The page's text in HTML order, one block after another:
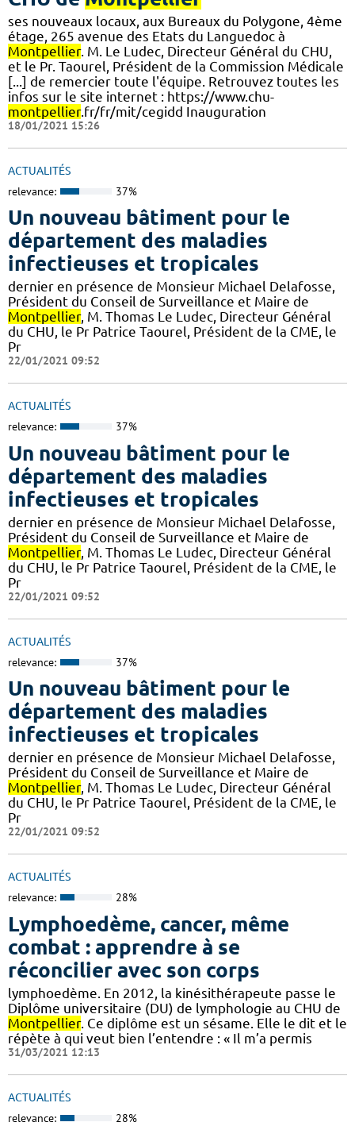
ses nouveaux locaux, aux Bureaux du Polygone, 4ème
étage, 265 avenue des Etats du Languedoc à
Montpellier. M. Le Ludec, Directeur Général du CHU,
et le Pr. Taourel, Président de la Commission Médicale
[...] de remercier toute l'équipe. Retrouvez toutes les
infos sur le site internet : https://www.chu-
montpellier.fr/fr/mit/cegidd Inauguration
18/01/2021 15:26
ACTUALITÉS
relevance: 37%
Un nouveau bâtiment pour le
département des maladies
infectieuses et tropicales
dernier en présence de Monsieur Michael Delafosse,
Président du Conseil de Surveillance et Maire de
Montpellier, M. Thomas Le Ludec, Directeur Général
du CHU, le Pr Patrice Taourel, Président de la CME, le
Pr
22/01/2021 09:52
ACTUALITÉS
relevance: 37%
Un nouveau bâtiment pour le
département des maladies
infectieuses et tropicales
dernier en présence de Monsieur Michael Delafosse,
Président du Conseil de Surveillance et Maire de
Montpellier, M. Thomas Le Ludec, Directeur Général
du CHU, le Pr Patrice Taourel, Président de la CME, le
Pr
22/01/2021 09:52
ACTUALITÉS
relevance: 37%
Un nouveau bâtiment pour le
département des maladies
infectieuses et tropicales
dernier en présence de Monsieur Michael Delafosse,
Président du Conseil de Surveillance et Maire de
Montpellier, M. Thomas Le Ludec, Directeur Général
du CHU, le Pr Patrice Taourel, Président de la CME, le
Pr
22/01/2021 09:52
ACTUALITÉS
relevance: 28%
Lymphoedème, cancer, même
combat : apprendre à se
réconcilier avec son corps
lymphoedème. En 2012, la kinésithérapeute passe le
Diplôme universitaire (DU) de lymphologie au CHU de
Montpellier. Ce diplôme est un sésame. Elle le dit et le
répète à qui veut bien l’entendre : « Il m’a permis
31/03/2021 12:13
ACTUALITÉS
relevance: 28%